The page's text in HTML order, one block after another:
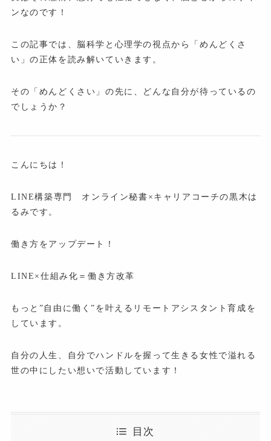
ンなのです！
この記事では、脳科学と心理学の視点から「めんどくさ
い」の正体を読み解いていきます。
その「めんどくさい」の先に、どんな自分が待っているの
でしょうか？
こんにちは！
LINE構築専門 オンライン秘書×キャリアコーチの黒木は
るみです。
働き方をアップデート！
LINE×仕組み化＝働き方改革
もっと”自由に働く”を叶えるリモートアシスタント育成を
しています。
自分の人生、自分でハンドルを握って生きる女性で溢れる
世の中にしたい想いで活動しています！
目次